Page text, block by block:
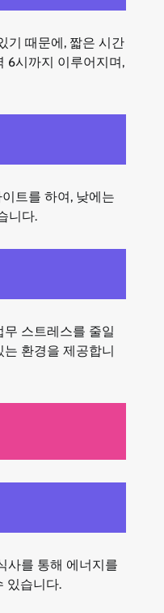
기 때문에, 짧은 시간
6시까지 이루어지며,
트를 하여, 낮에는
니다.
스트레스를 줄일
환경을 제공합니
사를 통해 에너지를
있습니다.